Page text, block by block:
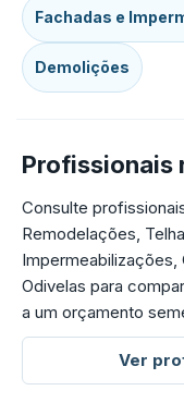
Fachadas e
Demolições
Profissionais
Consulte
Remodelações,
Odivelas para
a um orçamento
Ver